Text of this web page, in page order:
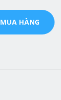
MUA HÀNG